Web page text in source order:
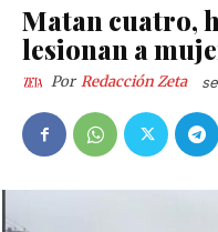
Matan cuatro,
lesionan a
Por Redacción Zeta